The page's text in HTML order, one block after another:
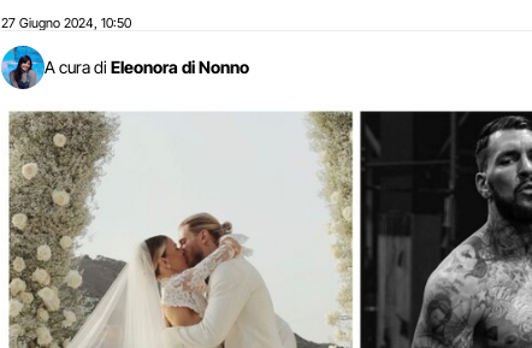
27 Giugno 2024 10:50
A cura di Eleonora di Nonno